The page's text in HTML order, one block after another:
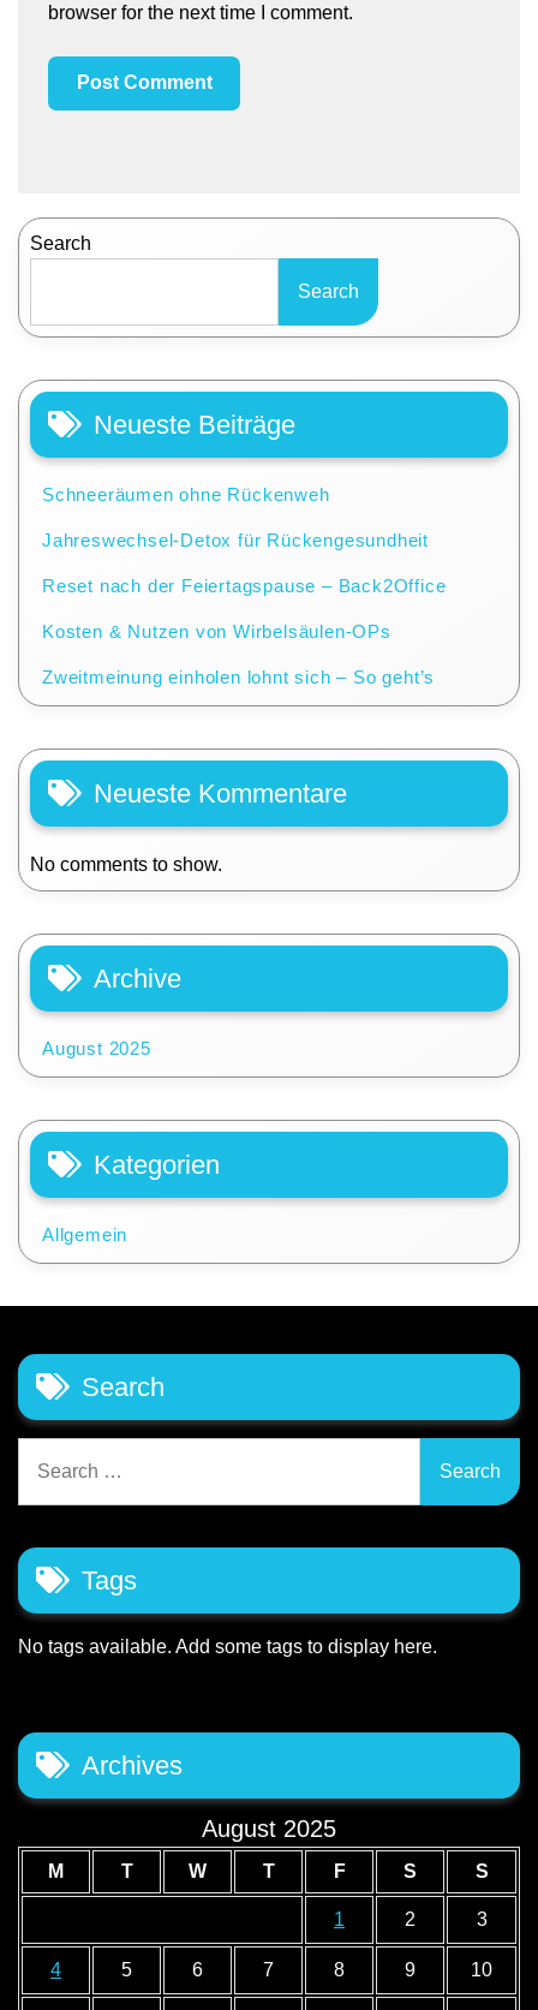
browser for the next time I comment.
Search
Search
Neueste Beiträge
Schneeräumen ohne Rückenweh
Jahreswechsel-Detox für Rückengesundheit
Reset nach der Feiertagspause – Back2Office
Kosten & Nutzen von Wirbelsäulen-OPs
Zweitmeinung einholen lohnt sich – So geht’s
Neueste Kommentare
No comments to show.
Archive
August 2025
Kategorien
Allgemein
Search
for:
Tags
No tags available. Add some tags to display here.
Archives
August 2025
M T W T F S S
1 2 3
4 5 6 7 8 9 10